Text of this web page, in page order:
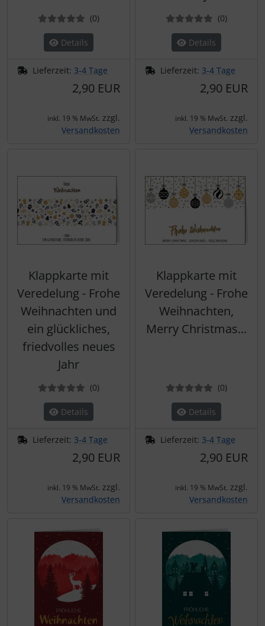
(0Bewertungen
)
Details
Lieferzeit: 3-4 Tage
2,90 EUR
inkl. 19 % MwSt. zzgl.
Versandkosten
(0)
Details
Lieferzeit: 3-4 Tage
2,90 EUR
inkl. 19 % MwSt. zzgl.
Versandkosten
Klappkarte mit
Veredelung - Frohe
Weihnachten und
ein glückliches,
friedvolles neues
Jahr
(0Bewertungen
)
Details
Lieferzeit: 3-4 Tage
2,90 EUR
inkl. 19 % MwSt. zzgl.
Versandkosten
Klappkarte mit
Veredelung - Frohe
Weihnachten,
Merry Christmas...
(0)
Details
Lieferzeit: 3-4 Tage
2,90 EUR
inkl. 19 % MwSt. zzgl.
Versandkosten